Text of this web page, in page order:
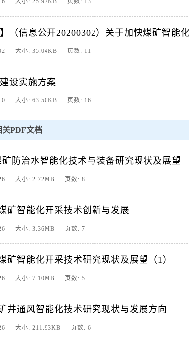
年 月 特约综述 王国法 山东文登人 中国工程院院士 煤炭开采技术与装
国煤炭工业协会支护专业委员会专家委员会副主任。
年 月 移动扫码阅读 王国法 杜毅博 煤矿智能化标准体系框架与建设思
术 年 月 移 动 扫 码 阅 读 唐 恩 贤 张 玉 良 马 骋 煤 矿 智 能 化 开 采
16 大小: 25.97KB 页数: 13
】（信息公开20200302）关于加快煤矿智能
02 大小: 35.04KB 页数: 11
设实施方案
10 大小: 63.50KB 页数: 16
关PDF文档
防治水智能化技术与装备研究现状及展望
26 大小: 2.72MB 页数: 8
矿智能化开采技术创新与发展
26 大小: 3.36MB 页数: 7
矿智能化开采技术研究现状及展望（1）
26 大小: 7.10MB 页数: 5
井通风智能化技术研究现状与发展方向
26 大小: 211.93KB 页数: 6